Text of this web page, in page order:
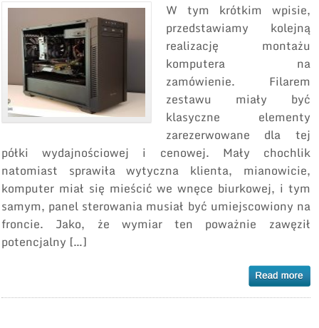
W tym krótkim wpisie,
przedstawiamy kolejną
realizację montażu
komputera na
zamówienie. Filarem
zestawu miały być
klasyczne elementy
zarezerwowane dla tej
półki wydajnościowej i cenowej. Mały chochlik
natomiast sprawiła wytyczna klienta, mianowicie,
komputer miał się mieścić we wnęce biurkowej, i tym
samym, panel sterowania musiał być umiejscowiony na
froncie. Jako, że wymiar ten poważnie zawęził
potencjalny […]